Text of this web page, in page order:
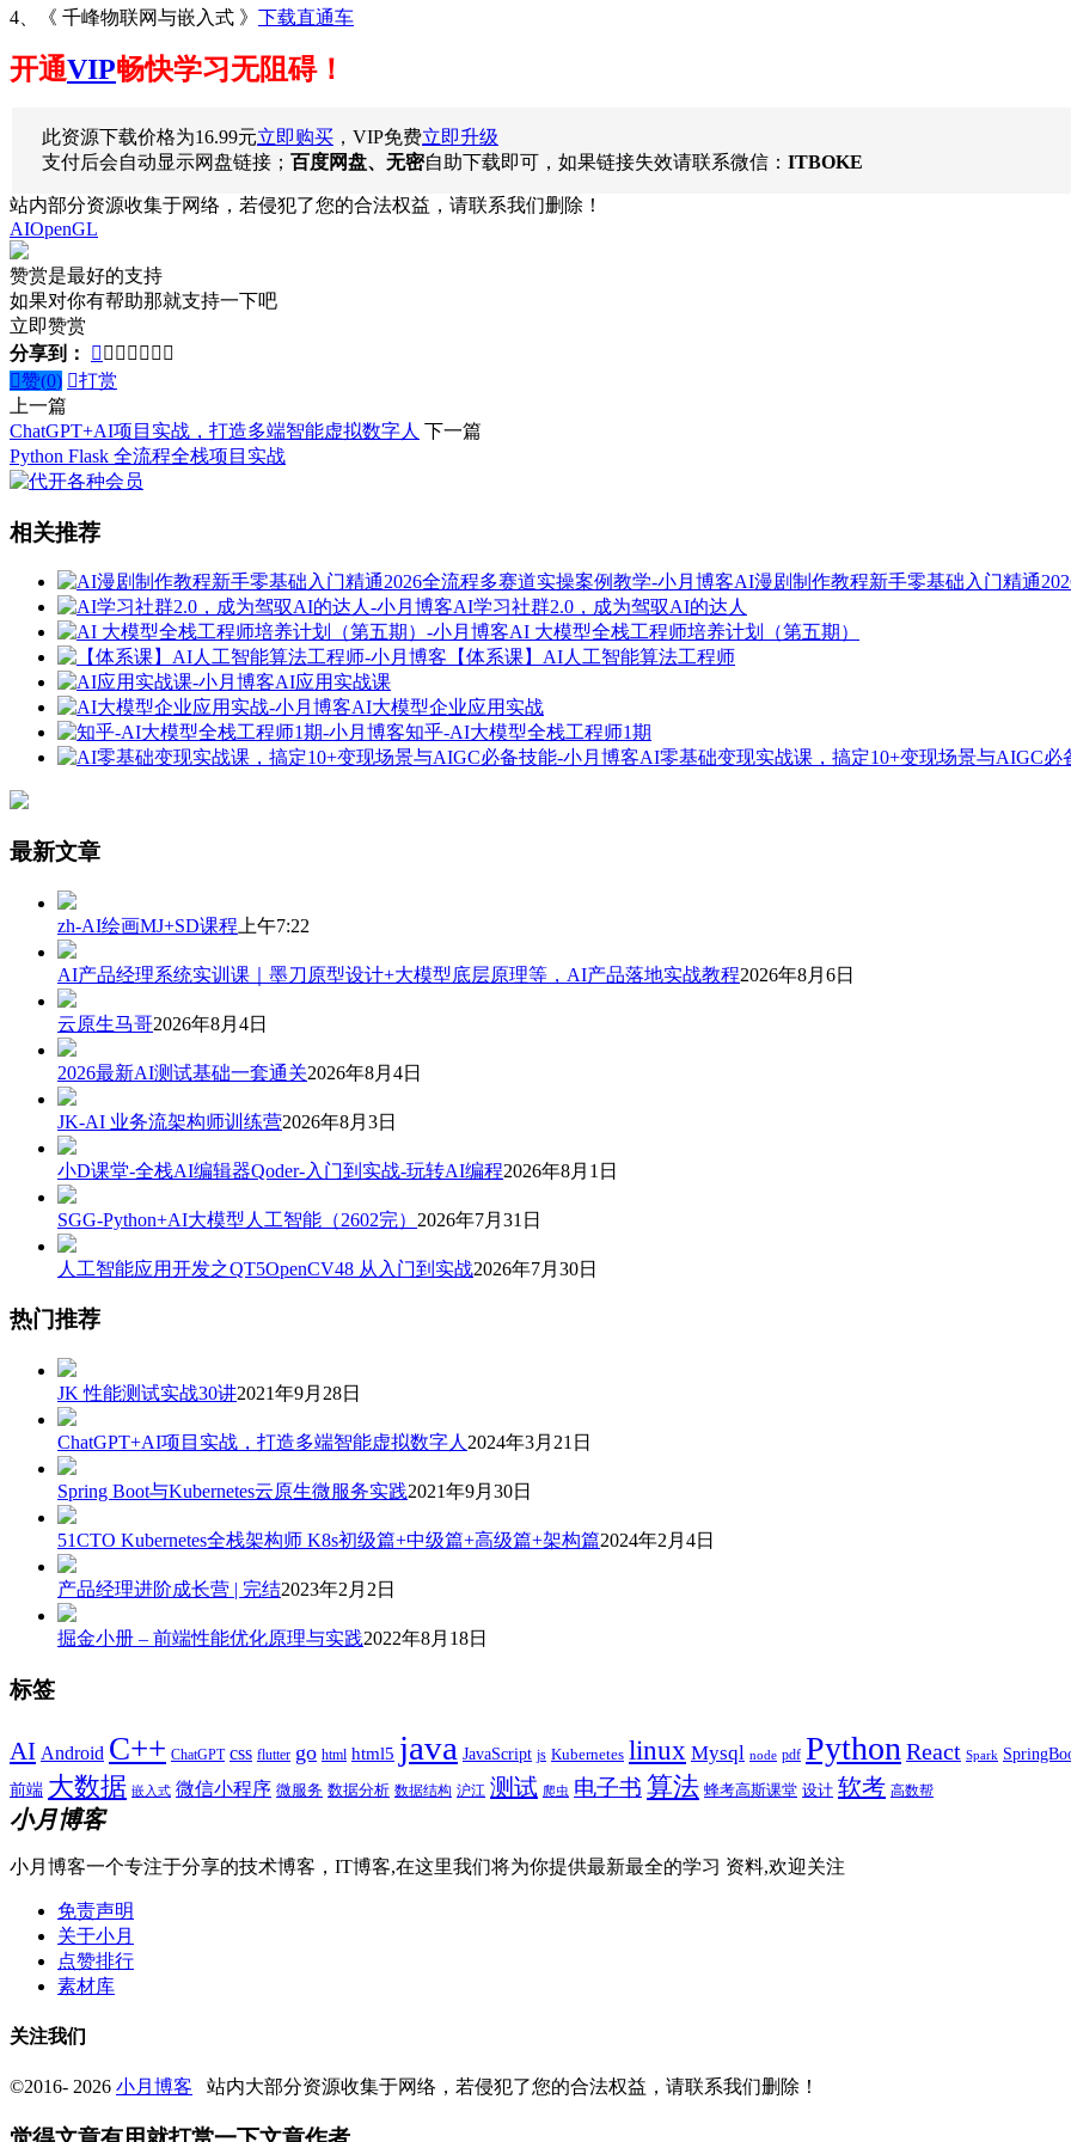
4、《 千峰物联网与嵌入式 》 下载直通车
开通VIP畅快学习无阻碍！
此资源下载价格为16.99元立即购买 ，VIP免费立即升级
支付后会自动显示网盘链接； 百度网盘、无密自助下载即可，如果链接失效请联系微信： ITBOKE
站内部分资源收集于网络，若侵犯了您的合法权益，请联系我们删除！
AIOpenGL
赞赏是最好的支持
如果对你有帮助那就支持一下吧
立即赞赏
分享到：
      
赞(0) 打赏
上一篇
ChatGPT+AI项目实战，打造多端智能虚拟数字人 下一篇
Python Flask 全流程全栈项目实战
相关推荐
AI漫剧制作教程新手零基础入门精通
AI学习社群2.0，成为驾驭AI的达人
AI 大模型全栈工程师培养计划（第五期）
【体系课】AI人工智能算法工程师
AI应用实战课
AI大模型企业应用实战
知乎-AI大模型全栈工程师1期
AI零基础变现实战课，搞定10+变现场景与AIGC必
最新文章
zh-AI绘画MJ+SD课程 上午7:22
AI产品经理系统实训课｜墨刀原型设计+大模型底层原理等，AI产品落地实战教程2026年8月6日
云原生马哥2026年8月4日
2026最新AI测试基础一套通关2026年8月4日
JK-AI 业务流架构师训练营2026年8月3日
小D课堂-全栈AI编辑器Qoder-入门到实战-玩转AI编程2026年8月1日
SGG-Python+AI大模型人工智能（2602完） 2026年7月31日
人工智能应用开发之QT5OpenCV48 从入门到实战2026年7月30日
热门推荐
JK 性能测试实战30讲2021年9月28日
ChatGPT+AI项目实战，打造多端智能虚拟数字人 2024年3月21日
Spring Boot与Kubernetes云原生微服务实践2021年9月30日
51CTO Kubernetes全栈架构师 K8s初级篇+中级篇+高级篇+架构篇2024年2月4日
产品经理进阶成长营 | 完结2023年2月2日
掘金小册 – 前端性能优化原理与实践2022年8月18日
标签
AI Android C++ ChatGPT css flutter go html html5 java JavaScript js Kubernetes linux Mysql node pdf Python React Spark
前端 大数据 嵌入式 微信小程序 微服务 数据分析 数据结构 沪江 测试 爬虫 电子书 算法 蜂考高斯课堂 设计 软考 高数帮
小月博客
小月博客一个专注于分享的技术博客，IT博客,在这里我们将为你提供最新最全的学习 资料,欢迎关注
免责声明
关于小月
点赞排行
素材库
关注我们
©2016- 2026 小月博客 站内大部分资源收集于网络，若侵犯了您的合法权益，请联系我们删除！